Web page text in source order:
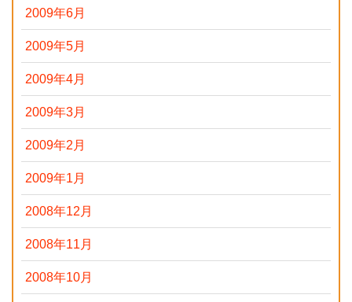
2009年6月
2009年5月
2009年4月
2009年3月
2009年2月
2009年1月
2008年12月
2008年11月
2008年10月